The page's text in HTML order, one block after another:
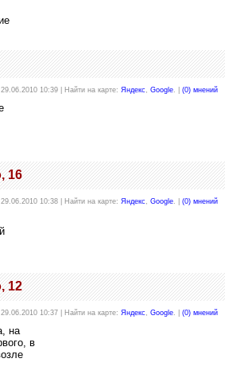
10:39 | Найти на карте: Яндекс , Google. | (0) мнений
16
10:38 | Найти на карте: Яндекс , Google. | (0) мнений
12
10:37 | Найти на карте: Яндекс , Google. | (0) мнений
на
в